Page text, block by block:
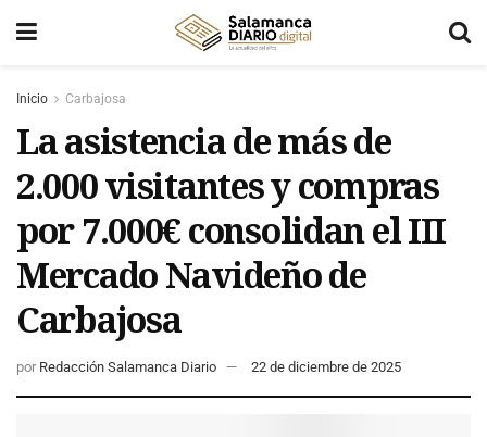
Inicio Carbajosa
La asistencia de más de
2.000 visitantes y compras
por 7.000€ consolidan el III
Mercado Navideño de
Carbajosa
por Redacción Salamanca Diario 22 de diciembre de 2025